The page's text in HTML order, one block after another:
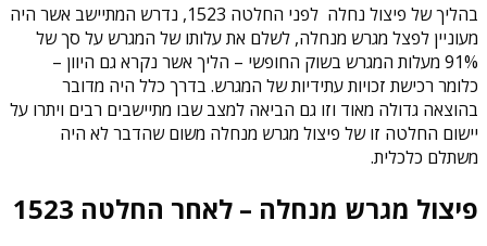
בהליך של פיצול נחלה לפני החלטה 1523, נדרש המתיישב אשר היה
מעוניין לפצל מגרש מנחלה, לשלם את עלותו של המגרש על סך של
91% מעלות המגרש בשוק החופשי – הליך אשר נקרא גם היוון –
כלומר רכישת זכויות עתידיות של המגרש. בדרך כלל היה מדובר
בהוצאה גדולה מאוד וזו גם הביאה למצב שבו מתיישבים רבים ויתרו על
יישום החלטה זו של פיצול מגרש מנחלה משום שהדבר לא היה
משתלם כלכלית.
פיצול מגרש מנחלה – לאחר החלטה 1523